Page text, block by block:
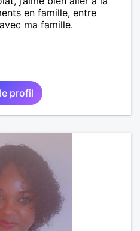
en famille, entre
ma famille.
profil